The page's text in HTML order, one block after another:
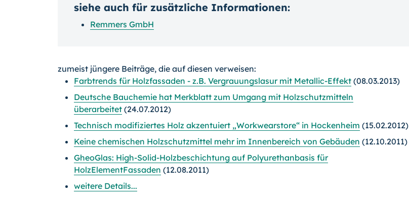
siehe auch für zusätzliche Informationen:
Remmers GmbH
zumeist jüngere Beiträge, die auf diesen verweisen:
Farbtrends für Holzfassaden - z.B. Vergrauungslasur mit Metallic-Effekt (08.03.2013)
Deutsche Bauchemie hat Merkblatt zum Umgang mit Holzschutzmitteln
überarbeitet (24.07.2012)
Technisch modifiziertes Holz akzentuiert „Workwearstore“ in Hockenheim (15.02.2012)
Keine chemischen Holzschutzmittel mehr im Innenbereich von Gebäuden (12.10.2011)
GheoGlas: High-Solid-Holzbeschichtung auf Polyurethanbasis für
HolzElementFassaden (12.08.2011)
weitere Details...